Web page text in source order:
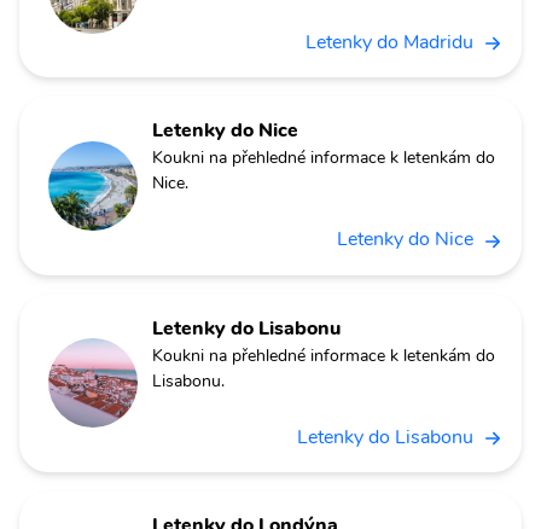
Letenky do Madridu
Letenky do Nice
Koukni na přehledné informace k letenkám do
Nice.
Letenky do Nice
Letenky do Lisabonu
Koukni na přehledné informace k letenkám do
Lisabonu.
Letenky do Lisabonu